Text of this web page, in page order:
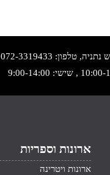
072-3319433
ארונות וספריות
ארונות ויטרינה